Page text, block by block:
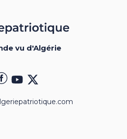
vu d'Algérie